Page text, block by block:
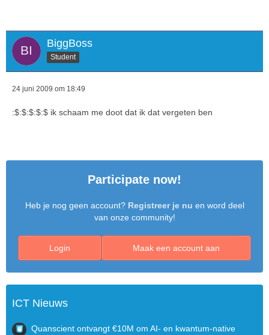
BiggBoss
Student
24 juni 2009 om 18:49
:$:$:$:$:$ ik schaam me doot dat ik dat vergeten ben
Participate now!
Heb je nog geen account? Registreer je nu en word deel
van onze community!
Maak een account aan
Login
ICT Nieuws
Quanscient ontvangt €10M om AI- en kwantum-native